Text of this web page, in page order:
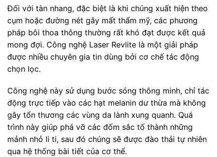
Đối với tàn nhang, đặc biệt là khi chúng xuất hiện theo
cụm hoặc đường nét gây mất thẩm mỹ, các phương
pháp bôi thoa thông thường rất khó đạt được kết quả
mong đợi. Công nghệ Laser Revlite là một giải pháp
được nhiều chuyên gia tin dùng bởi cơ chế tác động
chọn lọc.
Công nghệ này sử dụng bước sóng thông minh, chỉ tác
động trực tiếp vào các hạt melanin dư thừa mà không
gây tổn thương các vùng da lành xung quanh. Quá
trình này giúp phá vỡ các đốm sắc tố thành những
mảnh nhỏ li ti, sau đó chúng sẽ được đào thải tự nhiên
qua hệ thống bài tiết của cơ thể.